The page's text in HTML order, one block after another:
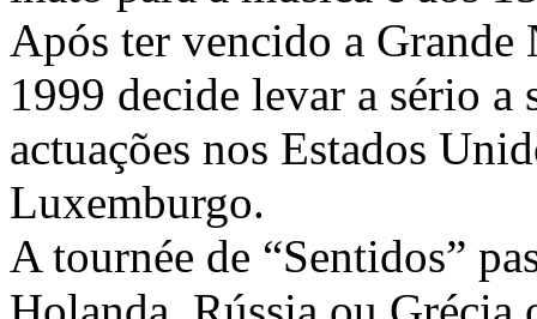
Após ter vencido a
1999 decide levar a sério a
actuações nos Estados
Luxemburgo.
A tournée de “Sentidos”